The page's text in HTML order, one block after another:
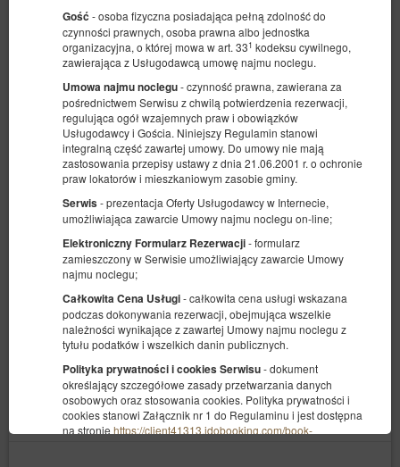
Gość - osoba fizyczna posiadająca pełną zdolność do
czynności prawnych, osoba prawna albo jednostka
organizacyjna, o której mowa w art. 331 kodeksu cywilnego,
zawierająca z Usługodawcą umowę najmu noclegu.
Umowa najmu noclegu- czynność prawna, zawierana za
pośrednictwem Serwisu z chwilą potwierdzenia rezerwacji,
regulująca ogół wzajemnych praw i obowiązków
Usługodawcy i Gościa. Niniejszy Regulamin stanowi
integralną część zawartej umowy. Do umowy nie mają
zastosowania przepisy ustawy z dnia 21.06.2001 r. o ochronie
praw lokatorów i mieszkaniowym zasobie gminy.
Serwis - prezentacja Oferty Usługodawcy w Internecie,
umożliwiająca zawarcie Umowy najmu noclegu on-line;
Elektroniczny Formularz Rezerwacji- formularz
zamieszczony w Serwisie umożliwiający zawarcie Umowy
najmu noclegu;
Całkowita Cena Usługi- całkowita cena usługi wskazana
podczas dokonywania rezerwacji, obejmująca wszelkie
należności wynikające z zawartej Umowy najmu noclegu z
tytułu podatków i wszelkich danin publicznych.
Polityka prywatności i cookies Serwisu- dokument
określający szczegółowe zasady przetwarzania danych
osobowych oraz stosowania cookies. Polityka prywatności i
cookies stanowi Załącznik nr 1 do Regulaminu i jest dostępna
na stronie https://client41313.idobooking.com/book-
F7 Studio (17)
Dostępna liczba: 1
4 osoby
pow. 30,00 m2
1 sypialnia
1 łóżko podwójne (Double), 1 sofa rozkładana (Sofa Bed)